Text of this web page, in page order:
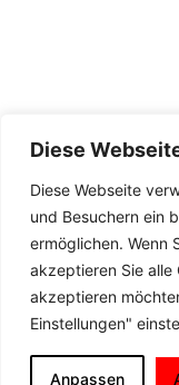
Diese
Diese Webseite
und Besuchern ein
ermöglichen. Wenn
akzeptieren Sie alle
akzeptieren
Einstellungen"
Anpassen